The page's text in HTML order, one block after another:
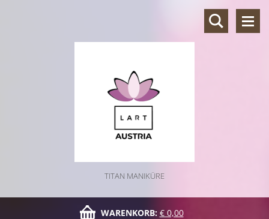
TITAN MANIKÜRE
WARENKORB: € 0,00